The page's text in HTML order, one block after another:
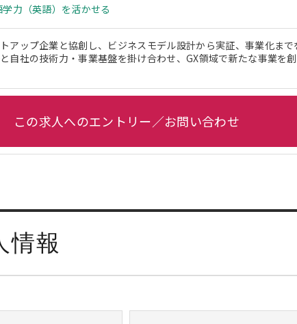
学力（英語）を活かせる
アップ企業と協創し、ビジネスモデル設計から実証、事業化ま
自社の技術力・事業基盤を掛け合わせ、GX領域で新たな事業を
この求人へのエントリー／お問い合わせ
情報